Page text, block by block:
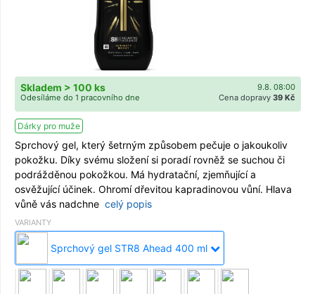
9.8. 08:00
Skladem > 100 ks
Cena dopravy 39 Kč
Odesíláme do 1 pracovního dne
Dárky pro muže
Sprchový gel, který šetrným způsobem pečuje o jakoukoliv
pokožku. Díky svému složení si poradí rovněž se suchou či
podrážděnou pokožkou. Má hydratační, zjemňující a
osvěžující účinek. Ohromí dřevitou kapradinovou vůní. Hlava
vůně vás nadchne celý popis
VARIANTY
Sprchový gel STR8 Ahead 400 ml